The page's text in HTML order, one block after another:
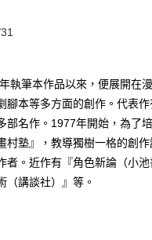
並確認金額後，即可完成結帳。
將收到繳費通知簡訊。
14天內，點擊此簡訊中的連結，可
當下不需立刻繳費，但若您需要取
家同意取消之訂單仍視為有效，需
先享後付 」之結帳頁面顯示
取消欲退款等相關疑問，請聯繫「
有限公司提供之「AFTEE先享後付
圍內提供個人資料，並將交易相關
含以上)免運費
含以上)免運費
含以上)免運費
含以上)免運費
執筆本作品以來，便展開在
腳本等多方面的創作。代表
部名作。1977年開始，為了
村塾』，教導獨樹一格的創
者。近作有『角色新論（小池
（講談社）』等。